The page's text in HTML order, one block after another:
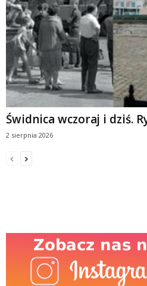
Świdnica wczoraj i dziś.
2 sierpnia 2026